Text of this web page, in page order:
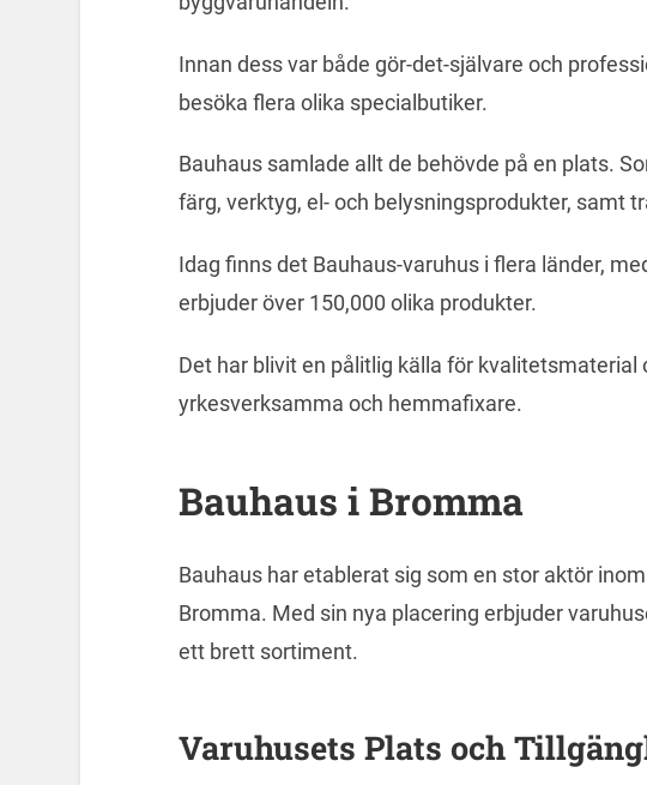
Innan dess var både gör-det-självare och
besöka flera olika specialbutiker.
Bauhaus samlade allt de behövde på en plats.
färg, verktyg, el- och belysningsprodukter, samt
Idag finns det Bauhaus-varuhus i flera länder,
erbjuder över 150,000 olika produkter.
Det har blivit en pålitlig källa för kvalitetsmaterial
yrkesverksamma och hemmafixare.
Bauhaus i Bromma
Bauhaus har etablerat sig som en stor aktör
Bromma. Med sin nya placering erbjuder
ett brett sortiment.
Varuhusets Plats och